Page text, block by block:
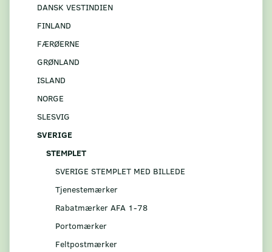
DANSK VESTINDIEN
FINLAND
FÆRØERNE
GRØNLAND
ISLAND
NORGE
SLESVIG
SVERIGE
STEMPLET
SVERIGE STEMPLET MED BILLEDE
Tjenestemærker
Rabatmærker AFA 1-78
Portomærker
Feltpostmærker